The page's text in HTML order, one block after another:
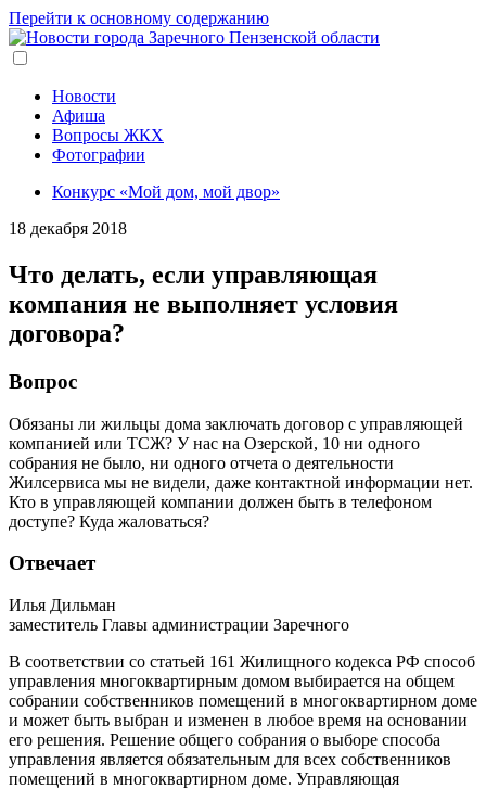
Перейти к основному содержанию
Новости
Афиша
Вопросы ЖКХ
Фотографии
Конкурс «Мой дом, мой двор»
18 декабря 2018
Что делать, если управляющая
компания не выполняет условия
договора?
Вопрос
Обязаны ли жильцы дома заключать договор с управляющей
компанией или ТСЖ? У нас на Озерской, 10 ни одного
собрания не было, ни одного отчета о деятельности
Жилсервиса мы не видели, даже контактной информации нет.
Кто в управляющей компании должен быть в телефоном
доступе? Куда жаловаться?
Отвечает
Илья Дильман
заместитель Главы администрации Заречного
В соответствии со статьей 161 Жилищного кодекса РФ способ
управления многоквартирным домом выбирается на общем
собрании собственников помещений в многоквартирном доме
и может быть выбран и изменен в любое время на основании
его решения. Решение общего собрания о выборе способа
управления является обязательным для всех собственников
помещений в многоквартирном доме. Управляющая